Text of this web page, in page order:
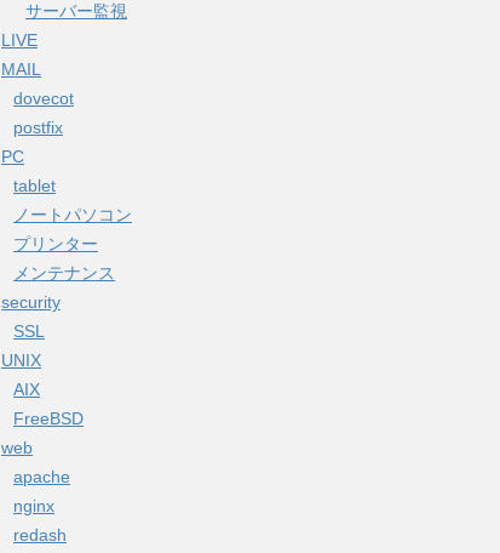
サーバー監視
LIVE
MAIL
dovecot
postfix
PC
tablet
ノートパソコン
プリンター
メンテナンス
security
SSL
UNIX
AIX
FreeBSD
web
apache
nginx
redash